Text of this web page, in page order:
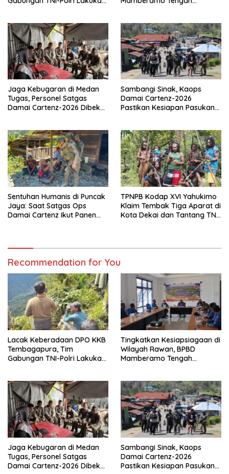
Jaga Kebugaran di Medan
Tugas, Personel Satgas
Damai Cartenz-2026 Dibekali
Sambangi Sinak, Kaops
Damai Cartenz-2026
Pastikan Kesiapan Pasukan
Sentuhan Humanis di Puncak
Jaya: Saat Satgas Ops
Damai Cartenz Ikut Panen
TPNPB Kodap XVI Yahukimo
Klaim Tembak Tiga Aparat di
Kota Dekai dan Tantang TNI-
Recommendation for You
Lacak Keberadaan DPO KKB
Tembagapura, Tim
Gabungan TNI-Polri Lakukan
Tingkatkan Kesiapsiagaan di
Wilayah Rawan, BPBD
Mamberamo Tengah
Jaga Kebugaran di Medan
Tugas, Personel Satgas
Damai Cartenz-2026 Dibekali
Sambangi Sinak, Kaops
Damai Cartenz-2026
Pastikan Kesiapan Pasukan